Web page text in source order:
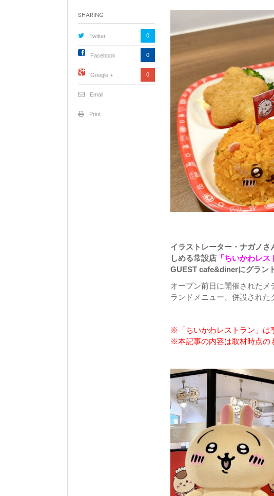
イラストレーター・ナガノ
しめる常設店 「ちいかわレス
GUEST cafe&dinerにグラン
オープン前日に開催された
ランドメニュー、併設された
※「ちいかわレストラン」は
※本記事の内容は取材時点の
Sharing
Twitter 0
Facebook 0
Google + 0
Email
Print